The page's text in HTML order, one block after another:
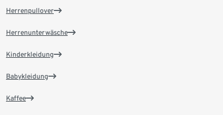
Herrenpullover
Herrenunterwäsche
Kinderkleidung
Babykleidung
Kaffee